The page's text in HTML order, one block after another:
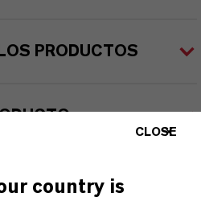
PRODUCTOS
CLOSE
country is